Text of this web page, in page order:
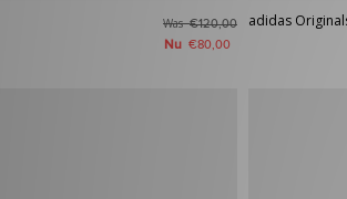
Was€120,00
Nu €80,00
adidas